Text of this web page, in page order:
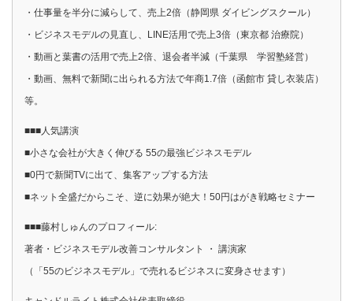
・仕事量を半分に減らして、売上2倍（静岡県 ダイビングスクール）
・ビジネスモデルの見直し、LINE活用で売上3倍（東京都 治療院）
・動画と葉書の活用で売上2倍、退会者半減（千葉県 学習塾経営）
・動画、無料で新聞に出られる方法で年商1.7倍（函館市 貸し衣装店）
等。
■■■人気講演
■小さな会社が大きく伸びる 55の最強ビジネスモデル
■0円で新聞TVに出て、集客アップする方法
■ネット全盛だからこそ、逆に効果が絶大！50円はがき戦略セミナー
■■■藤村しゅんのプロフィール:
著者・ビジネスモデル改善コンサルタント ・ 講演家
（「55のビジネスモデル」で売れるビジネスに変身させます）